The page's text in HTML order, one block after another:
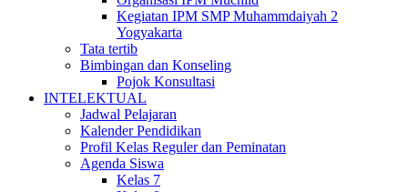
Kegiatan IPM SMP Muhammdaiyah 2
Yogyakarta
Tata tertib
Bimbingan dan Konseling
Pojok Konsultasi
INTELEKTUAL
Jadwal Pelajaran
Kalender Pendidikan
Profil Kelas Reguler dan Peminatan
Agenda Siswa
Kelas 7